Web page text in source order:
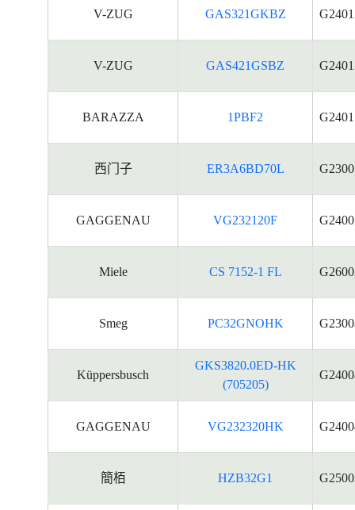
V-ZUG GAS321GKBZ
V-ZUG GAS421GSBZ
BARAZZA 1PBF2
西门子 ER3A6BD70L
GAGGENAU VG232120F
Miele CS 7152-1 FL
Smeg PC32GNOHK
Küppersbusch
GKS3820.0ED-HK
(705205)
GAGGENAU VG232320HK
簡栢 HZB32G1